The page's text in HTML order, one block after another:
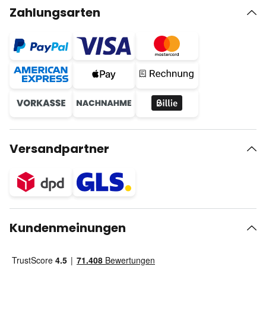
Zahlungsarten
Versandpartner
Kundenmeinungen